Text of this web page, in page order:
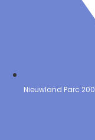
Nieuwland Parc 200